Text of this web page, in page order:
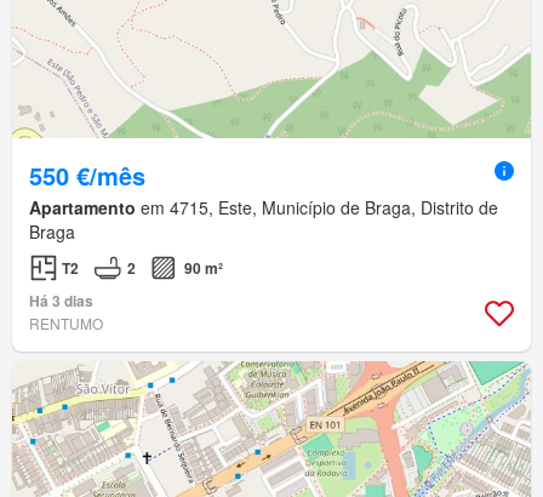
550 €/mês
Apartamento em 4715, Este, Município de Braga, Distrito de
Braga
T2 2
90 m²
Há 3 dias
RENTUMO